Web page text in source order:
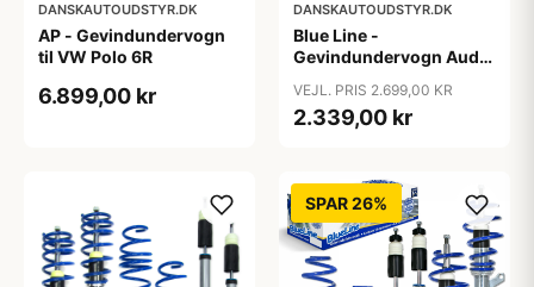
DANSKAUTOUDSTYR.DK
AP - Gevindundervogn
til VW Polo 6R
6.899,00 kr
DANSKAUTOUDSTYR.DK
Blue Line -
Gevindundervogn Audi
TDI/2.0 TFSI/2.7/3.0
TDI/3.2 FSI, 2007-2011
VEJL. PRIS 2.699,00 KR
2.339,00 kr
SPAR 26%